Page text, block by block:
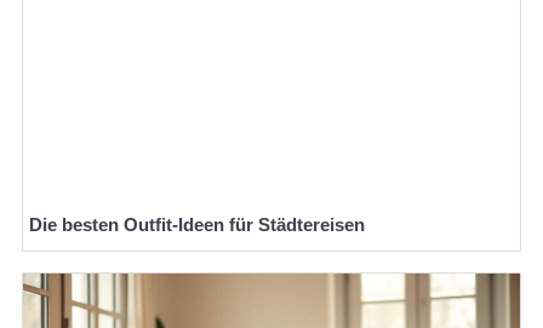
Die besten Outfit-Ideen für Städtereisen